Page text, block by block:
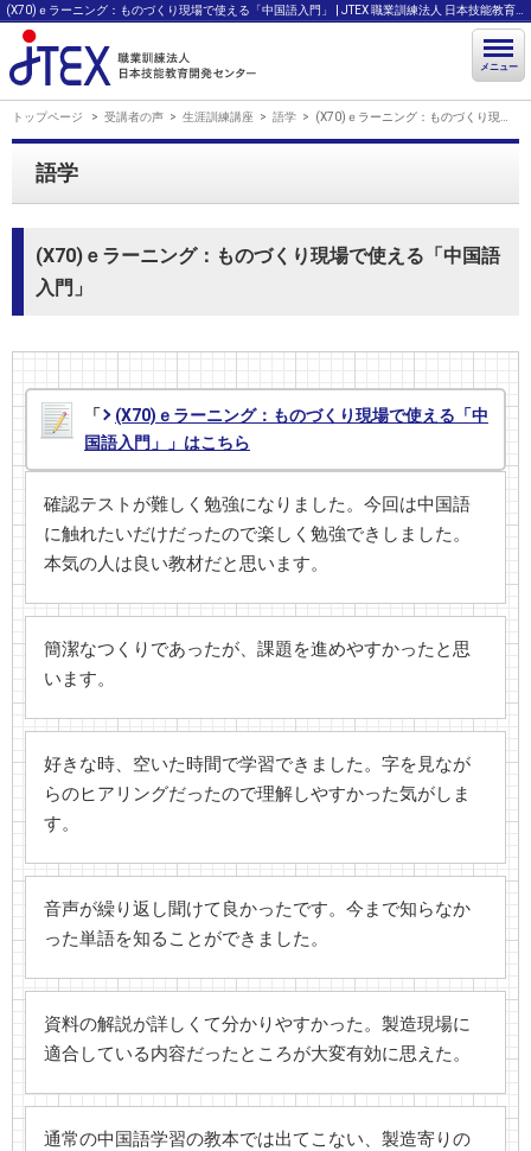
メニュー
トップページ 受講者の声 生涯訓練講座 語学 (X70)ｅラーニング：ものづくり現場で使える「中国語入門」
語学
(X70)ｅラーニング：ものづくり現場で使える「中国語
入門」
「
(X70)ｅラーニング：ものづくり現場で使える「中
国語入門」」はこちら
確認テストが難しく勉強になりました。今回は中国語
に触れたいだけだったので楽しく勉強できしました。
本気の人は良い教材だと思います。
簡潔なつくりであったが、課題を進めやすかったと思
います。
好きな時、空いた時間で学習できました。字を見なが
らのヒアリングだったので理解しやすかった気がしま
す。
音声が繰り返し聞けて良かったです。今まで知らなか
った単語を知ることができました。
資料の解説が詳しくて分かりやすかった。製造現場に
適合している内容だったところが大変有効に思えた。
通常の中国語学習の教本では出てこない、製造寄りの